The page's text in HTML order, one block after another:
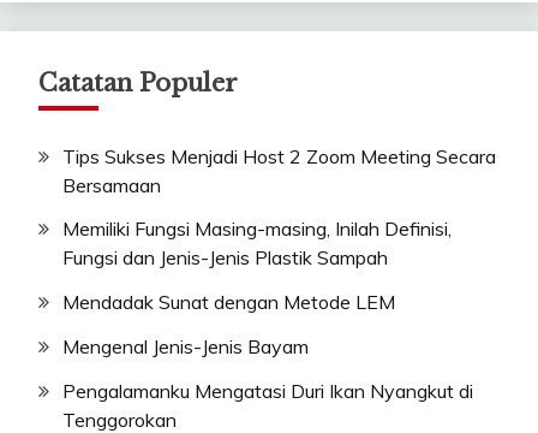
Catatan Populer
Tips Sukses Menjadi Host 2 Zoom Meeting Secara
Bersamaan
Memiliki Fungsi Masing-masing, Inilah Definisi,
Fungsi dan Jenis-Jenis Plastik Sampah
Mendadak Sunat dengan Metode LEM
Mengenal Jenis-Jenis Bayam
Pengalamanku Mengatasi Duri Ikan Nyangkut di
Tenggorokan